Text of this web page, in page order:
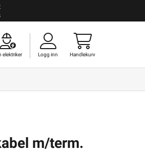
elektriker Logg inn Handlekurv
m/term.